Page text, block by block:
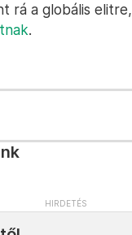
rá a globális elitre,
.